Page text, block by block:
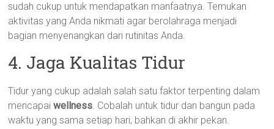
sudah cukup untuk mendapatkan manfaatnya. Temukan
aktivitas yang Anda nikmati agar berolahraga menjadi
bagian menyenangkan dari rutinitas Anda.
4. Jaga Kualitas Tidur
Tidur yang cukup adalah salah satu faktor terpenting dalam
mencapaiwellness. Cobalah untuk tidur dan bangun pada
waktu yang sama setiap hari, bahkan di akhir pekan.